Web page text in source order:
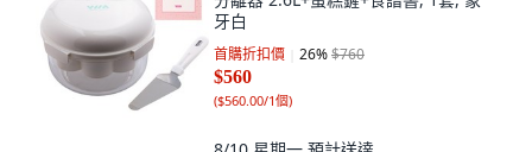
牙白
首購折扣價 26%$760
$560
($560.00/1個)